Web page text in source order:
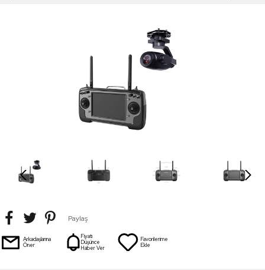
Paylaş
Arkadaşlarına
Öner
Fiyatı
Düşünce
Haber Ver
Favorilerime
Ekle